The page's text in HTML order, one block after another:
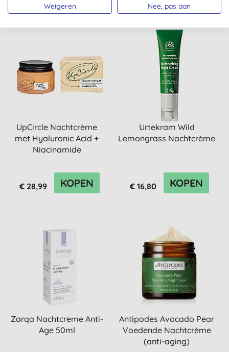
UpCircle Nachtcrème
met Hyaluronic Acid +
Niacinamide
€ 28,99 KOPEN
Urtekram Wild
Lemongrass Nachtcrème
€ 16,80 KOPEN
Zarqa Nachtcreme Anti-
Age 50ml
Antipodes Avocado Pear
Voedende Nachtcrème
(anti-aging)
Weigeren Nee, pas aan